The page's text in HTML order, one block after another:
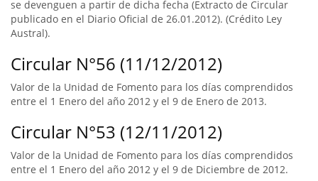
se devenguen a partir de dicha fecha (Extracto de Circular
publicado en el Diario Oficial de 26.01.2012). (Crédito Ley
Austral).
Circular N°56 (11/12/2012)
Valor de la Unidad de Fomento para los días comprendidos
entre el 1 Enero del año 2012 y el 9 de Enero de 2013.
Circular N°53 (12/11/2012)
Valor de la Unidad de Fomento para los días comprendidos
entre el 1 Enero del año 2012 y el 9 de Diciembre de 2012.